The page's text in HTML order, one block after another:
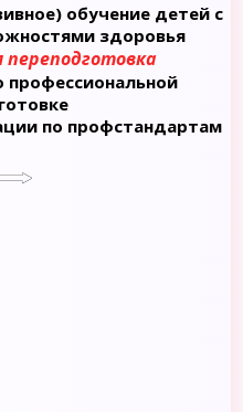
обучение детей с
здоровья
переподготовка
по профстандартам